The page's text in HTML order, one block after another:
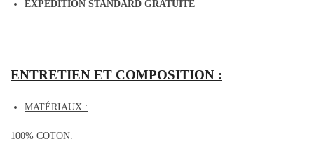
EXPÉDITION STANDARD GRATUITE
ENTRETIEN ET COMPOSITION :
MATÉRIAUX :
100% COTON.